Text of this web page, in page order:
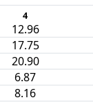
4
12.96
17.75
20.90
6.87
8.16